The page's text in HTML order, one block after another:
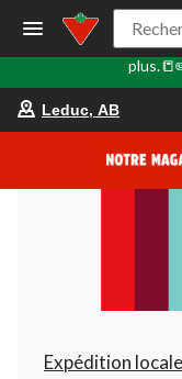
🎒✏️📒Le Retour
fournitures
Leduc, AB
Expédition